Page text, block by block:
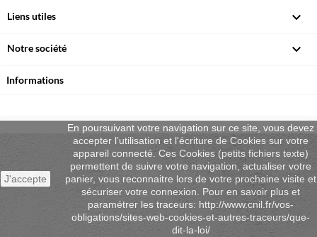
Informations
Liens utiles 
Notre société 
J'accepte
En poursuivant votre navigation sur ce site, vous devez
accepter l’utilisation et l'écriture de Cookies sur votre
appareil connecté. Ces Cookies (petits fichiers texte)
permettent de suivre votre navigation, actualiser votre
panier, vous reconnaitre lors de votre prochaine visite et
sécuriser votre connexion. Pour en savoir plus et
paramétrer les traceurs: http://www.cnil.fr/vos-
obligations/sites-web-cookies-et-autres-traceurs/que-
dit-la-loi/